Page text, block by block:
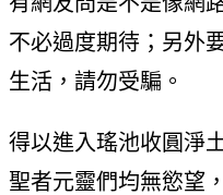
不必過度期待；另外
生活，請勿受騙。
得以進入瑤池收圓淨
聖者元靈們均無慾望